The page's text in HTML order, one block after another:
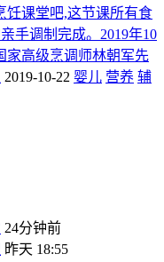
饪课堂吧,这节课所有食
手调制完成。2019年10
家高级烹调师林朝军先
2019-10-22 婴儿 营养 辅
24分钟前
昨天 18:55